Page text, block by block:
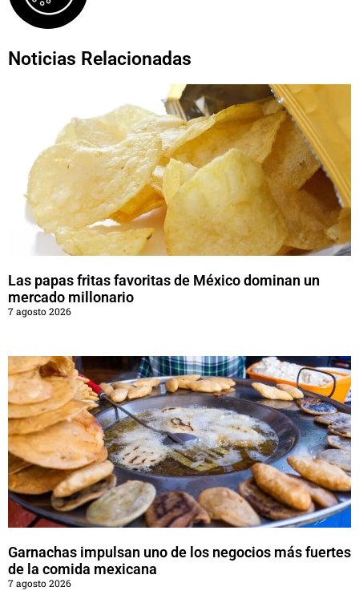
Noticias Relacionadas
Las papas fritas favoritas de México dominan un
mercado millonario
7 agosto 2026
Garnachas impulsan uno de los negocios más fuertes
de la comida mexicana
7 agosto 2026